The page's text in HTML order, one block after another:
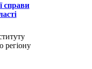
справи